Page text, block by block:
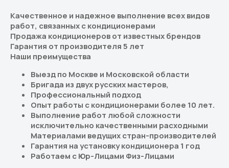
Качественное и надежное выполнение всех видов
работ, связанных с кондиционерами
Продажа кондиционеров от известных брендов
Гарантия от производителя 5 лет
Наши преимущества
Выезд по Москве и Московской области
Бригада из двух русских мастеров,
Профессиональный подход
Опыт работы с кондиционерами более 10 лет.
Выполнение работ любой сложности
исключительно качественными расходными
Материалами ведущих стран-производителей
Гарантия на установку кондиционера 1 год
Работаем с Юр-Лицами Физ-Лицами